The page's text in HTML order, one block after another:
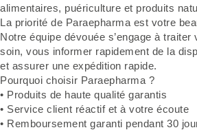
alimentaires, puériculture et produits
La priorité de Paraepharma est votre
Notre équipe dévouée s’engage à
soin, vous informer rapidement de la
et assurer une expédition rapide.
Pourquoi choisir Paraepharma ?
• Produits de haute qualité garantis
• Service client réactif et à votre écoute
• Remboursement garanti pendant 30